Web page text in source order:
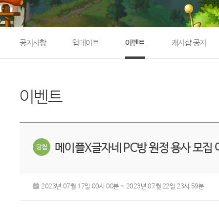
공지사항 업데이트 이벤트 캐시샵 공지
이벤트
메이플X글자네 PC방 원정 용사 모집
2023년 07월 17일 00시 00분 ~ 2023년 07월 22일 23시 59분